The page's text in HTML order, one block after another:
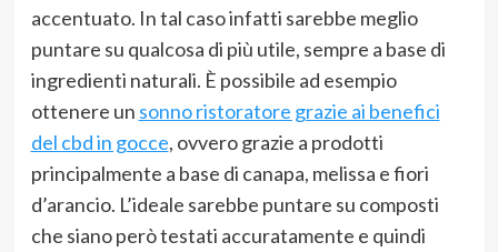
accentuato. In tal caso infatti sarebbe meglio
puntare su qualcosa di più utile, sempre a base di
ingredienti naturali. È possibile ad esempio
ottenere un sonno ristoratore grazie ai benefici
del cbd in gocce, ovvero grazie a prodotti
principalmente a base di canapa, melissa e fiori
d’arancio. L’ideale sarebbe puntare su composti
che siano però testati accuratamente e quindi